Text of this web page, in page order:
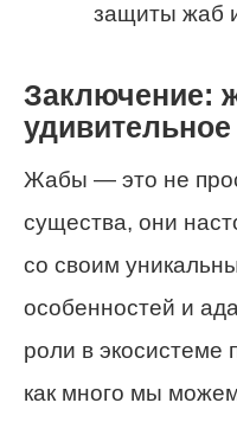
защиты жаб
Заключение:
Жабы — это не
существа, они
со своим
особенностей и
роли в экосистеме
как много мы